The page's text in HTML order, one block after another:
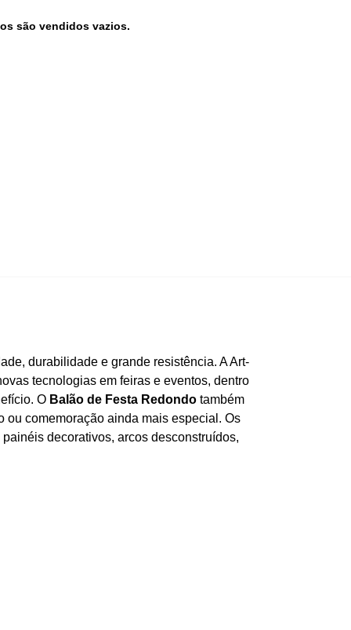
são vendidos vazios.
durabilidade e grande resistência. A Art-
tecnologias em feiras e eventos, dentro
O Balão de Festa Redondotambém
ou comemoração ainda mais especial. Os
decorativos, arcos desconstruídos,